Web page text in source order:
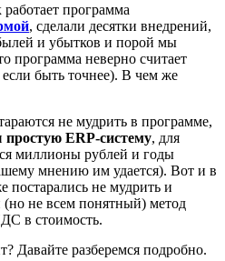
программа
, сделали десятки внедрений,
и убытков и порой мы
программа неверно считает
быть точнее). В чем же
не мудрить в программе,
простую ERP-систему, для
миллионы рублей и годы
мнению им удается). Вот и в
не мудрить и
(но не всем понятный) метод
в стоимость.
Давайте разберемся подробно.